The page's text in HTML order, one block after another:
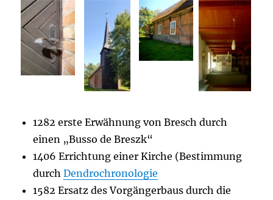
1282 erste Erwähnung von Bresch durch
einen „Busso de Breszk“
1406 Errichtung einer Kirche (Bestimmung
durchDendrochronologie
1582 Ersatz des Vorgängerbaus durch die